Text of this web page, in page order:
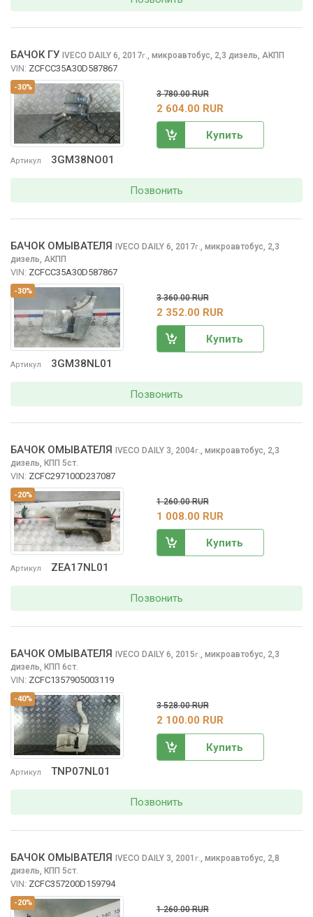
-30%
Артикул 3GM38NO01
БАЧОК ГУ IVECO DAILY 6, 2017г., микроавтобус, 2,3 дизель, АКПП
VIN: ZCFCC35A30D587867
3 780.00 RUR
2 604.00 RUR
Купить
Позвонить
-30%
Артикул 3GM38NL01
БАЧОК ОМЫВАТЕЛЯ IVECO DAILY 6, 2017г., микроавтобус, 2,3
дизель, АКПП
VIN: ZCFCC35A30D587867
3 360.00 RUR
2 352.00 RUR
Купить
Позвонить
-20%
Артикул ZEA17NL01
БАЧОК ОМЫВАТЕЛЯ IVECO DAILY 3, 2004г., микроавтобус, 2,3
дизель, КПП 5ст.
VIN: ZCFC297100D237087
1 260.00 RUR
1 008.00 RUR
Купить
Позвонить
-40%
Артикул TNP07NL01
БАЧОК ОМЫВАТЕЛЯ IVECO DAILY 6, 2015г., микроавтобус, 2,3
дизель, КПП 6ст.
VIN: ZCFC1357905003119
3 528.00 RUR
2 100.00 RUR
Купить
Позвонить
-20%
БАЧОК ОМЫВАТЕЛЯ IVECO DAILY 3, 2001 г., микроавтобус, 2,8
дизель, КПП 5ст.
VIN: ZCFC357200D159794
1 260.00 RUR